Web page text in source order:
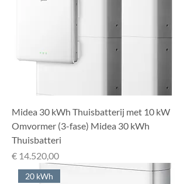
Midea 30 kWh Thuisbatterij met 10 kW
Omvormer (3-fase) Midea 30 kWh
Thuisbatteri
Prijs
€ 14.520,00
20 kWh